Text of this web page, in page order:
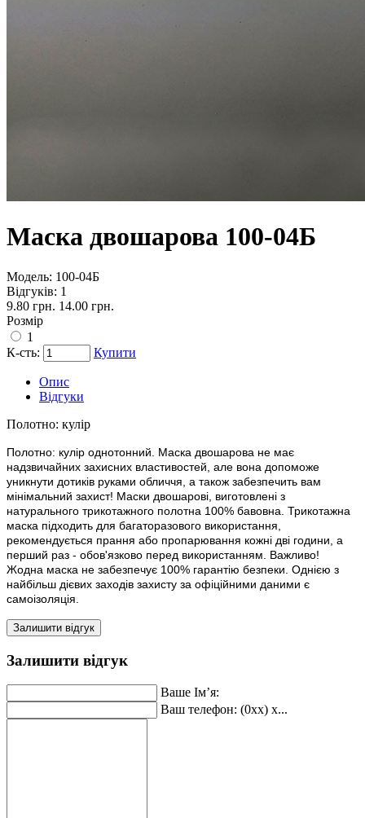
Маска двошарова 100-04Б
Модель: 100-04Б
Відгуків: 1
9.80 грн. 14.00 грн.
Розмір
1
К-сть:
Купити
Опис
Відгуки
Полотно: кулір
Полотно: кулір однотонний. Маска двошарова не має
надзвичайних захисних властивостей, але вона допоможе
уникнути дотиків руками обличчя, а також забезпечить вам
мінімальний захист! Маски двошарові, виготовлені з
натурального трикотажного полотна 100% бавовна. Трикотажна
маска підходить для багаторазового використання,
рекомендується прання або пропарювання кожні дві години, а
перший раз - обов'язково перед використанням. Важливо!
Жодна маска не забезпечує 100% гарантію безпеки. Однією з
найбільш дієвих заходів захисту за офіційними даними є
самоізоляція.
Залишити відгук
Залишити відгук
Ваше Ім’я:
Ваш телефон: (0xx) x...